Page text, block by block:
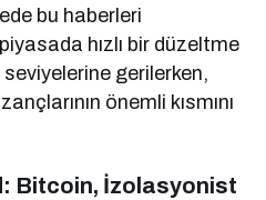
bu haberleri
hızlı bir düzeltme
gerilerken,
önemli kısmını
Bitcoin, İzolasyonist